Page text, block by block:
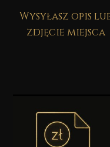
Wysyłasz opis
zdjęcie miejsca